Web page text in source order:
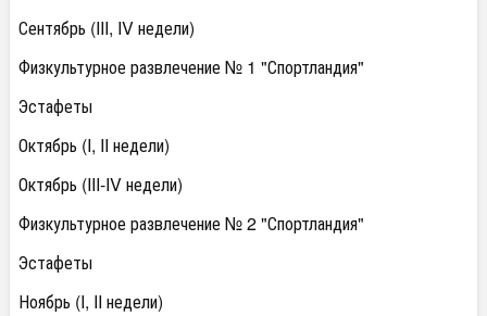
Сентябрь (III, IV недели)
Физкультурное развлечение № 1 "Спортландия"
Эстафеты
Октябрь (I, II недели)
Октябрь (III-IV недели)
Физкультурное развлечение № 2 "Спортландия"
Эстафеты
Ноябрь (I, II недели)